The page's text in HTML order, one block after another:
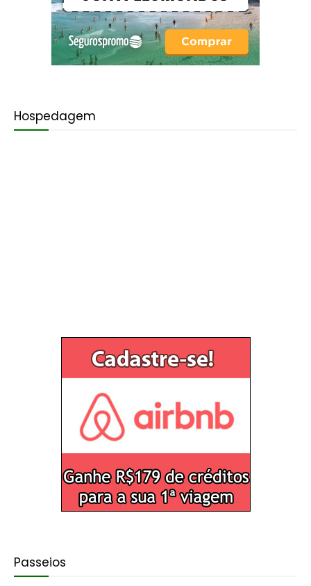
Hospedagem
Passeios